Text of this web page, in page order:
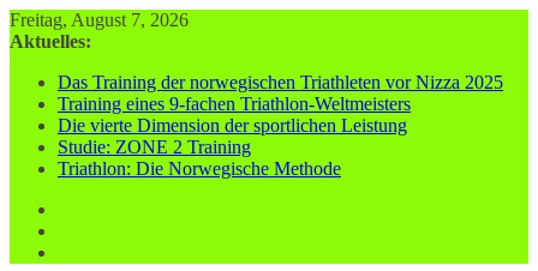
Zum
Inhalt
Freitag, August 7, 2026
Aktuelles:
Das Training der norwegischen Triathleten vor Nizza 2025
Training eines 9-fachen Triathlon-Weltmeisters
Die vierte Dimension der sportlichen Leistung
Studie: ZONE 2 Training
Triathlon: Die Norwegische Methode